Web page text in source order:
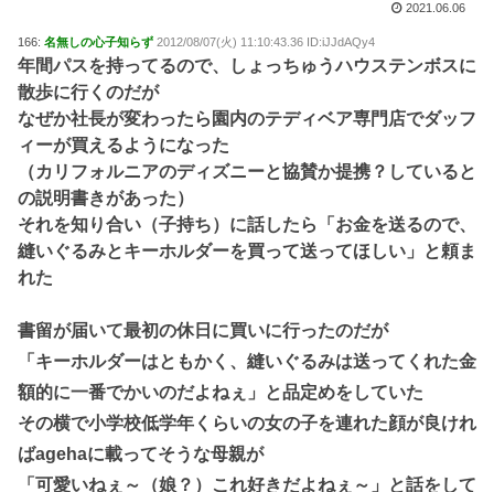
2021.06.06
166: 名無しの心子知らず 2012/08/07(火) 11:10:43.36 ID:iJJdAQy4
年間パスを持ってるので、しょっちゅうハウステンボスに
散歩に行くのだが
なぜか社長が変わったら園内のテディベア専門店でダッフ
ィーが買えるようになった
（カリフォルニアのディズニーと協賛か提携？していると
の説明書きがあった）
それを知り合い（子持ち）に話したら「お金を送るので、
縫いぐるみとキーホルダーを買って送ってほしい」と頼ま
れた
書留が届いて最初の休日に買いに行ったのだが
「キーホルダーはともかく、縫いぐるみは送ってくれた金
額的に一番でかいのだよねぇ」と品定めをしていた
その横で小学校低学年くらいの女の子を連れた顔が良けれ
ばagehaに載ってそうな母親が
「可愛いねぇ～（娘？）これ好きだよねぇ～」と話をして